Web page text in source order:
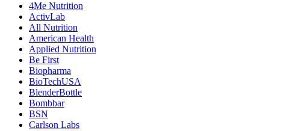
4Me Nutrition
ActivLab
All Nutrition
American Health
Applied Nutrition
Be First
Biopharma
BioTechUSA
BlenderBottle
Bombbar
BSN
Carlson Labs